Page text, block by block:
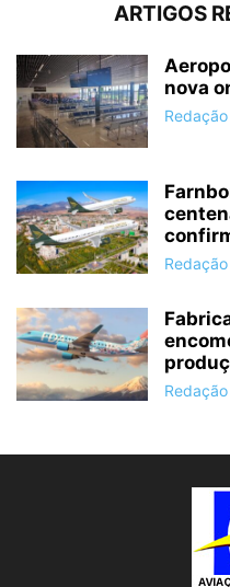
ARTIGOS
nova